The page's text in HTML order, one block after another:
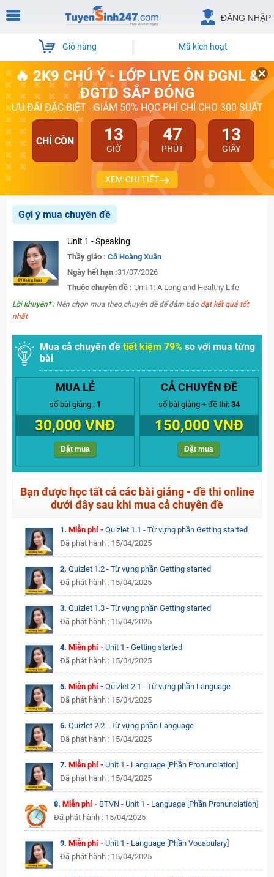
ĐĂNG NHẬP
Giỏ hàng Mã kích hoạt
🔥 2K9 CHÚ Ý - LỚP LIVE ÔN ĐGNL &
ĐGTD SẮP ĐÓNG
ƯU ĐÃI ĐẶC BIỆT - GIẢM 50% HỌC PHÍ CHỈ CHO 300 SUẤT
CHỈ CÒN 13
GIỜ
47
PHÚT
12
GIÂY
XEM CHI TIẾT
Gợi ý mua chuyên đề
Unit 1 - Speaking
Thầy giáo : Cô Hoàng Xuân
Ngày hết hạn :31/07/2026
Thuộc chuyên đề : Unit 1: A Long and Healthy Life
Lời khuyên*: Nên chọn mua theo chuyên đề để đảm bảo đạt kết quả tốt
nhất
Mua cả chuyên đề tiết kiệm 79% so với mua từng
bài
MUA LẺ
số bài giảng : 1
30,000 VNĐ
Đặt mua
CẢ CHUYÊN ĐỀ
số bài giảng + đề thi: 34
150,000 VNĐ
Đặt mua
Bạn được học tất cả các bài giảng - đề thi online
dưới đây sau khi mua cả chuyên đề
1. Miễn phí - Quizlet 1.1 - Từ vựng phần Getting started
Đã phát hành : 15/04/2025
2. Quizlet 1.2 - Từ vựng phần Getting started
Đã phát hành : 15/04/2025
3. Quizlet 1.3 - Từ vựng phần Getting started
Đã phát hành : 15/04/2025
4. Miễn phí - Unit 1 - Getting started
Đã phát hành : 15/04/2025
5. Miễn phí - Quizlet 2.1 - Từ vựng phần Language
Đã phát hành : 15/04/2025
6. Quizlet 2.2 - Từ vựng phần Language
Đã phát hành : 15/04/2025
7. Miễn phí - Unit 1 - Language [Phần Pronunciation]
Đã phát hành : 15/04/2025
8.Miễn phí - BTVN - Unit 1 - Language [Phần Pronunciation]
Đã phát hành : 15/04/2025
9. Miễn phí - Unit 1 - Language [Phần Vocabulary]
Đã phát hành : 15/04/2025